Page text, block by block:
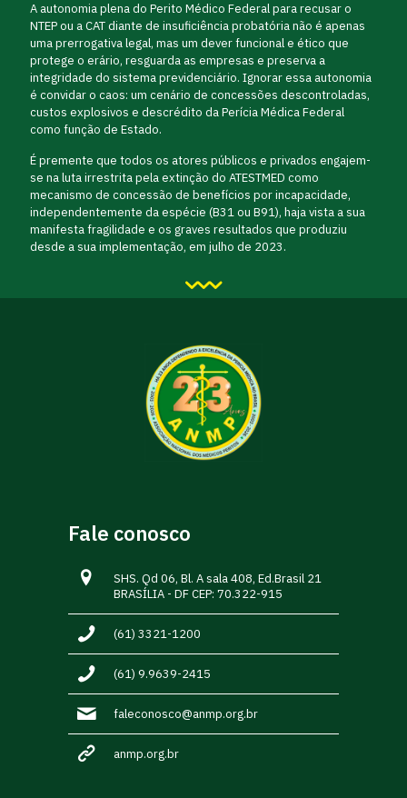
A autonomia plena do Perito Médico Federal para recusar o
NTEP ou a CAT diante de insuficiência probatória não é apenas
uma prerrogativa legal, mas um dever funcional e ético que
protege o erário, resguarda as empresas e preserva a
integridade do sistema previdenciário. Ignorar essa autonomia
é convidar o caos: um cenário de concessões descontroladas,
custos explosivos e descrédito da Perícia Médica Federal
como função de Estado.
É premente que todos os atores públicos e privados engajem-
se na luta irrestrita pela extinção do ATESTMED como
mecanismo de concessão de benefícios por incapacidade,
independentemente da espécie (B31 ou B91), haja vista a sua
manifesta fragilidade e os graves resultados que produziu
desde a sua implementação, em julho de 2023.
Fale conosco
SHS. Qd 06, Bl. A sala 408, Ed.Brasil 21
BRASÍLIA - DF CEP: 70.322-915
(61) 3321-1200
(61) 9.9639-2415
faleconosco@anmp.org.br
anmp.org.br